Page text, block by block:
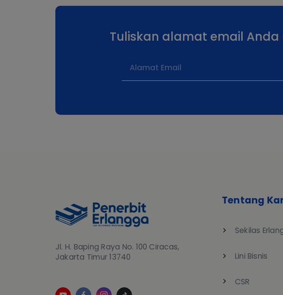
Tuliskan alamat email
Jl. H. Baping Raya No. 100 Ciracas,
Jakarta Timur 13740
Tentang
Sekilas
Lini Bisnis
CSR